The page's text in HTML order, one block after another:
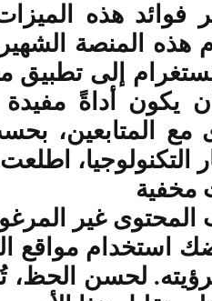
فوائد هذه
هذه المنصة
إلى تطبيق
يكون أداةً
مع المتابعين،
التكنولوجيا،
مخفية
غير
استخدام مواقع
لحسن الحظ،